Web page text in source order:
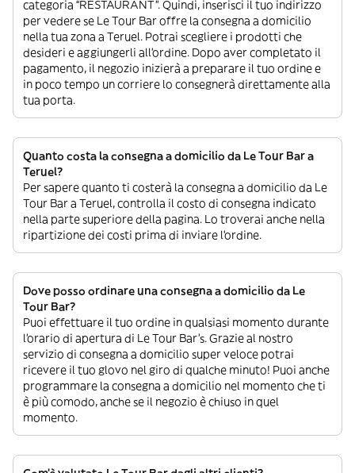
categoria “RESTAURANT”. Quindi, inserisci il tuo indirizzo
per vedere se Le Tour Bar offre la consegna a domicilio
nella tua zona a Teruel. Potrai scegliere i prodotti che
desideri e aggiungerli all’ordine. Dopo aver completato il
pagamento, il negozio inizierà a preparare il tuo ordine e
in poco tempo un corriere lo consegnerà direttamente alla
tua porta.
Quanto costa la consegna a domicilio da Le Tour Bar a
Teruel?
Per sapere quanto ti costerà la consegna a domicilio da Le
Tour Bar a Teruel, controlla il costo di consegna indicato
nella parte superiore della pagina. Lo troverai anche nella
ripartizione dei costi prima di inviare l’ordine.
Dove posso ordinare una consegna a domicilio da Le
Tour Bar?
Puoi effettuare il tuo ordine in qualsiasi momento durante
l’orario di apertura di Le Tour Bar’s. Grazie al nostro
servizio di consegna a domicilio super veloce potrai
ricevere il tuo glovo nel giro di qualche minuto! Puoi anche
programmare la consegna a domicilio nel momento che ti
è più comodo, anche se il negozio è chiuso in quel
momento.